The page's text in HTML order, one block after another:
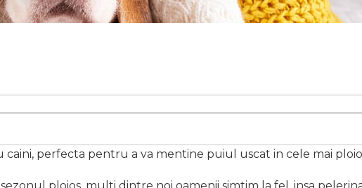
perfecta pentru a va mentine puiul uscat in cele mai